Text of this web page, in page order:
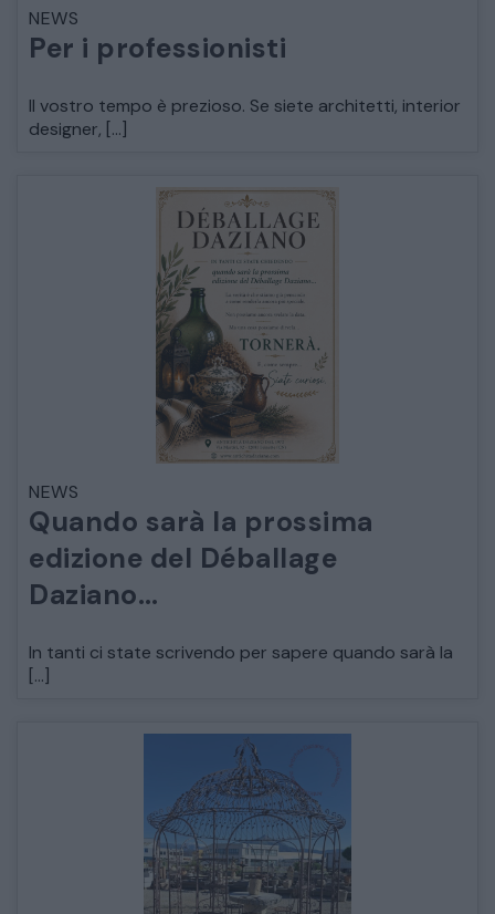
COMÒ E COMODINI
TAVOLI TAVOLINI CONSOLE
SEDIE POLTRONE DIVANI
CREDENZE – DOPPI CORPI – BUFFET
SALE DA PRANZO – STUDIO UFFICIO
ARREDO DA GIARDINO
DECORAZIONI OGGETTISTICA ILLUMINAZIONE
MATERIALI E STRUTTURE
MODERNARIATO
STILI ED ESPOSIZIONE
STRUMENTI MUSICALI
NEWS
Per i professionisti
Il vostro tempo è prezioso. Se siete architetti, interior
designer, […]
NEWS
Quando sarà la prossima
edizione del Déballage
Daziano…
In tanti ci state scrivendo per sapere quando sarà la
[…]